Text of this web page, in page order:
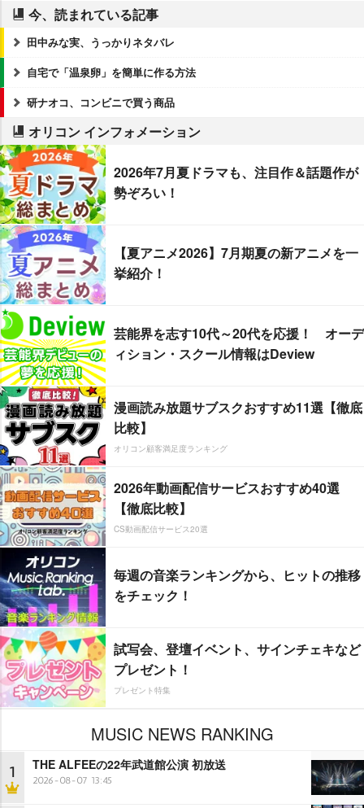
今、読まれている記事
田中みな実、うっかりネタバレ
自宅で「温泉卵」を簡単に作る方法
研ナオコ、コンビニで買う商品
オリコン インフォメーション
2026年7月夏ドラマも、注目作＆話題作が
勢ぞろい！
【夏アニメ2026】7月期夏の新アニメを一
挙紹介！
芸能界を志す10代～20代を応援！ オーデ
ィション・スクール情報はDeview
漫画読み放題サブスクおすすめ11選【徹底
比較】
オリコン顧客満足度ランキング
2026年動画配信サービスおすすめ40選
【徹底比較】
CS動画配信サービス20選
毎週の音楽ランキングから、ヒットの推移
をチェック！
試写会、登壇イベント、サインチェキなど
プレゼント！
プレゼント特集
MUSIC NEWS RANKING
1 THE ALFEEの22年武道館公演 初放送
2026-08-07 13:45